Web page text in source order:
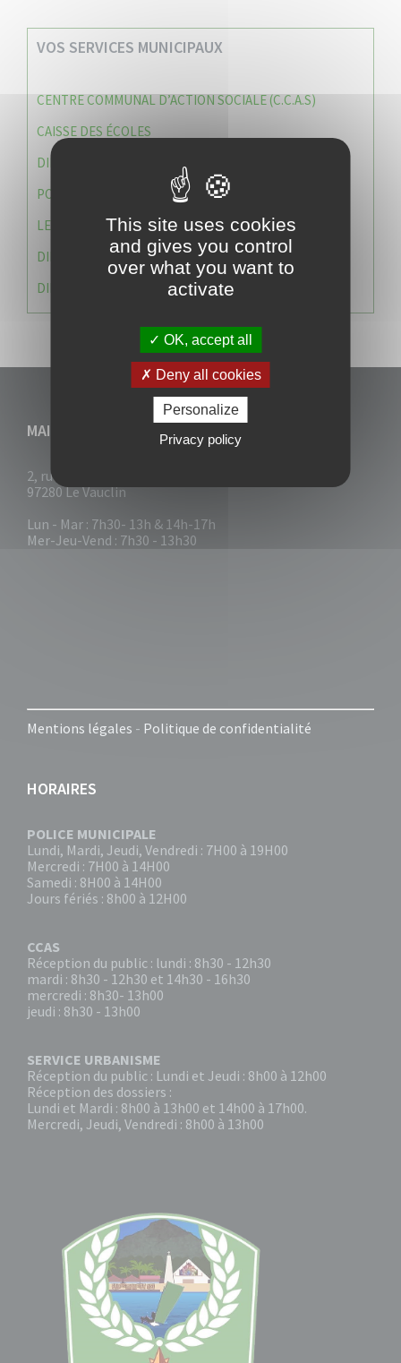
VOS SERVICES MUNICIPAUX
CENTRE COMMUNAL D’ACTION SOCIALE (C.C.A.S)
CAISSE DES ÉCOLES
DIRECTION DES SERVICES TECHNIQUES
POLICE MUNICIPALE
LE CABINET DU MAIRE
DIRECTION DES RESSOURCES ET MOYENS
DIRECTION DU DEVELLOPPEMENT URBAIN DURABL
MAIRIE DU VAUCLIN
2, rue Collignon
97280 Le Vauclin
Lun - Mar : 7h30- 13h & 14h-17h
Mer-Jeu-Vend : 7h30 - 13h30
Mentions légales - Politique de confidentialité
HORAIRES
POLICE MUNICIPALE
Lundi, Mardi, Jeudi, Vendredi : 7H00 à 19H00
Mercredi : 7H00 à 14H00
Samedi : 8H00 à 14H00
Jours fériés : 8h00 à 12H00
CCAS
Réception du public : lundi : 8h30 - 12h30
mardi : 8h30 - 12h30 et 14h30 - 16h30
mercredi : 8h30- 13h00
jeudi : 8h30 - 13h00
SERVICE URBANISME
Réception du public : Lundi et Jeudi : 8h00 à 12h00
Réception des dossiers :
Lundi et Mardi : 8h00 à 13h00 et 14h00 à 17h00.
Mercredi, Jeudi, Vendredi : 8h00 à 13h00
This site uses cookies
and gives you control
over what you want to
activate
OK, accept all
Deny all cookies
Personalize
Privacy policy